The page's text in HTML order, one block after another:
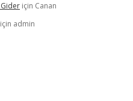
için Canan
için admin